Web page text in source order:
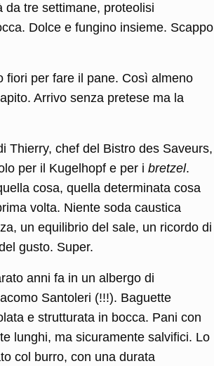
da tre settimane, proteolisi
Dolce e fungino insieme. Scappo
fiori per fare il pane. Così almeno
Arrivo senza pretese ma la
Thierry, chef del Bistro des Saveurs,
per il Kugelhopf e per i bretzel.
cosa, quella determinata cosa
volta. Niente soda caustica
un equilibrio del sale, un ricordo di
gusto. Super.
anni fa in un albergo di
Santoleri (!!!). Baguette
e strutturata in bocca. Pani con
lunghi, ma sicuramente salvifici. Lo
col burro, con una durata